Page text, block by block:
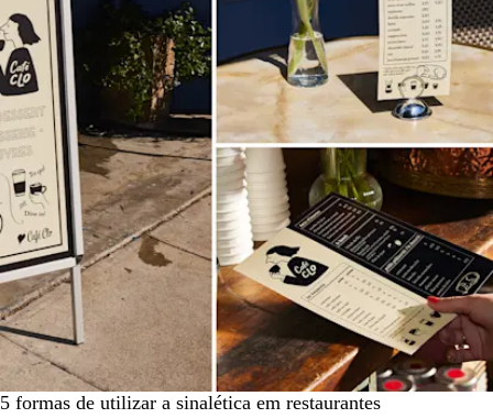
5 formas de utilizar a sinalética em restaurantes